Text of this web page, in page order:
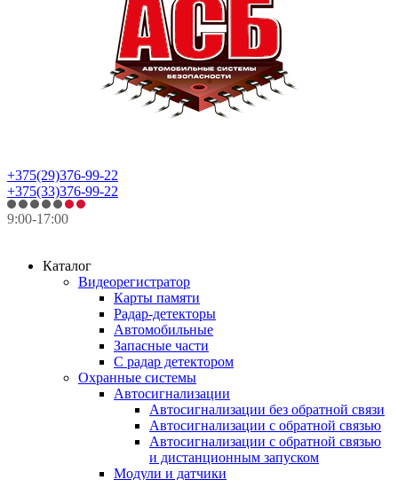
+375(29)376-99-22
+375(33)376-99-22
9:00-17:00
Каталог
Видеорегистратор
Карты памяти
Радар-детекторы
Автомобильные
Запасные части
С радар детектором
Охранные системы
Автосигнализации
Автосигнализации без обратной связи
Автосигнализации с обратной связью
Автосигнализации с обратной связью
и дистанционным запуском
Модули и датчики